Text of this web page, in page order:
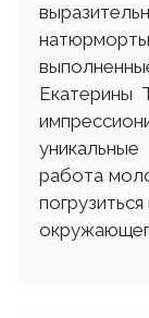
Екатерины
работа